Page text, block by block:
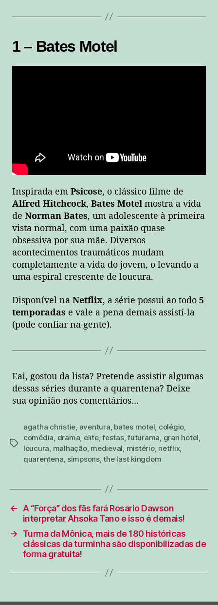
1 – Bates Motel
Inspirada em Psicose, o clássico filme de
Alfred Hitchcock, Bates Motel mostra a vida
de Norman Bates, um adolescente à primeira
vista normal, com uma paixão quase
obsessiva por sua mãe. Diversos
acontecimentos traumáticos mudam
completamente a vida do jovem, o levando a
uma espiral crescente de loucura.
Disponível na Netflix, a série possui ao todo 5
temporadas e vale a pena demais assistí-la
(pode confiar na gente).
Eai, gostou da lista? Pretende assistir algumas
dessas séries durante a quarentena? Deixe
sua opinião nos comentários…
tags
agatha christie aventura bates motel colégio
comédia drama elite,festas,futurama gran hotel
loucura malhação, medieval mistério, netflix,
quarentena simpsons,the last kingdom
←
A “Força” dos fãs fará Rosario Dawson
interpretar Ahsoka Tano e isso é demais!
→
Turma da Mônica, mais de 180 históricas
clássicas da turminha são disponibilizadas de
forma gratuita!